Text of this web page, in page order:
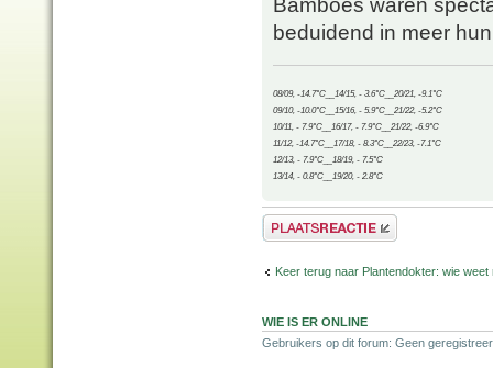
beduidend in meer
08/09, -14.7°C__14/15, - 3.6°C__20/21, -9.1°C
09/10, -10.0°C__15/16, - 5.9°C__21/22, -5.2°C
10/11, - 7.9°C__16/17, - 7.9°C__21/22, -6.9°C
11/12, -14.7°C__17/18, - 8.3°C__22/23, -7.1°C
12/13, - 7.9°C__18/19, - 7.5°C
13/14, - 0.8°C__19/20, - 2.8°C
Plaats een reactie
Keer terug naar Plantendokter: wie weet
WIE IS ER ONLINE
Gebruikers op dit forum: Geen